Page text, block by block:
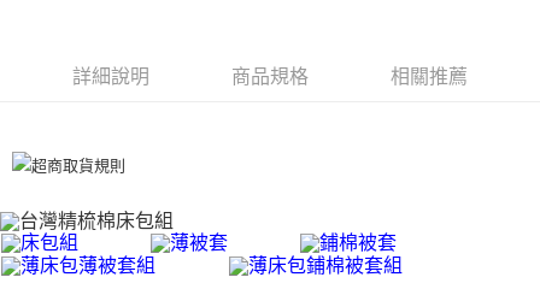
每筆NT$100，滿NT$1,500(含以上)免運費
詳細說明 商品規格 相關推薦